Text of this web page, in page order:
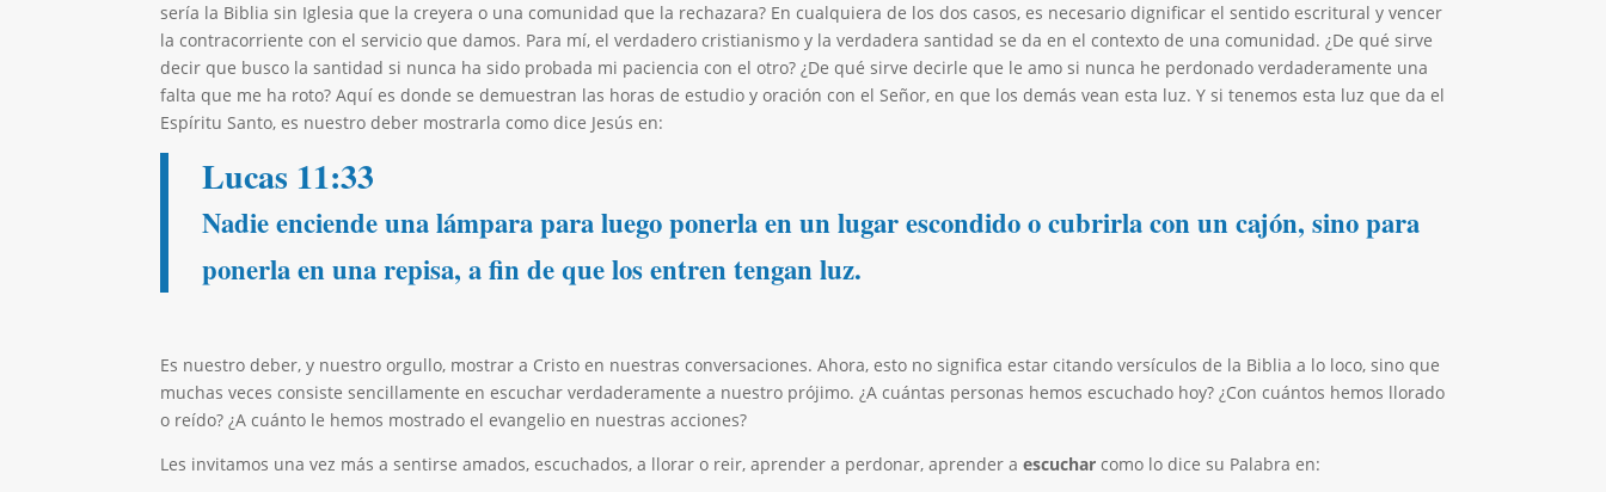
sería la Biblia sin Iglesia que la creyera o una comunidad que la rechazara? En cualquiera de los dos casos, es necesario dignificar el sentido escritural y vencer
la contracorriente con el servicio que damos. Para mí, el verdadero cristianismo y la verdadera santidad se da en el contexto de una comunidad. ¿De qué sirve
decir que busco la santidad si nunca ha sido probada mi paciencia con el otro? ¿De qué sirve decirle que le amo si nunca he perdonado verdaderamente una
falta que me ha roto? Aquí es donde se demuestran las horas de estudio y oración con el Señor, en que los demás vean esta luz. Y si tenemos esta luz que da el
Espíritu Santo, es nuestro deber mostrarla como dice Jesús en:
Lucas 11:33
Nadie enciende una lámpara para luego ponerla en un lugar escondido o cubrirla con un cajón, sino para
ponerla en una repisa, a fin de que los entren tengan luz.
Es nuestro deber, y nuestro orgullo, mostrar a Cristo en nuestras conversaciones. Ahora, esto no significa estar citando versículos de la Biblia a lo loco, sino que
muchas veces consiste sencillamente en escuchar verdaderamente a nuestro prójimo. ¿A cuántas personas hemos escuchado hoy? ¿Con cuántos hemos llorado
o reído? ¿A cuánto le hemos mostrado el evangelio en nuestras acciones?
Les invitamos una vez más a sentirse amados, escuchados, a llorar o reir, aprender a perdonar, aprender aescuchar como lo dice su Palabra en: